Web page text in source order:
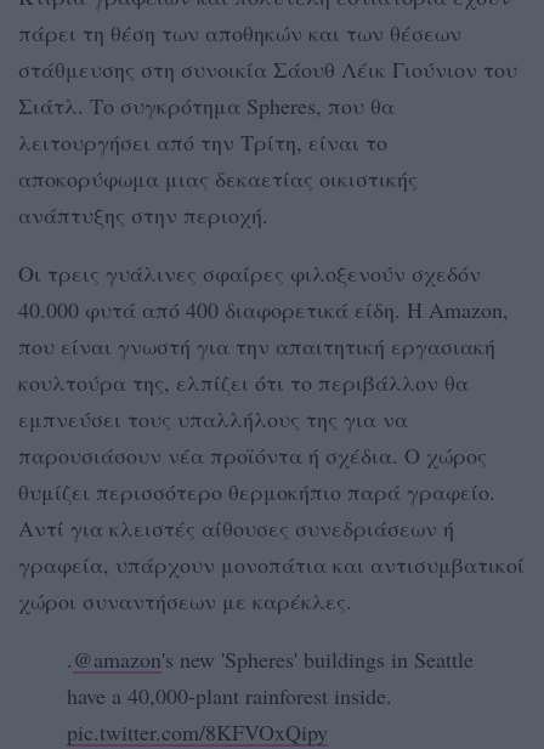
πάρει τη θέση των αποθηκών και των θέσεων
στάθμευσης στη συνοικία Σάουθ Λέικ Γιούνιον του
Σιάτλ. Το συγκρότημα Spheres, που θα
λειτουργήσει από την Τρίτη, είναι το
αποκορύφωμα μιας δεκαετίας οικιστικής
ανάπτυξης στην περιοχή.
Οι τρεις γυάλινες σφαίρες φιλοξενούν σχεδόν
40.000 φυτά από 400 διαφορετικά είδη. Η Amazon,
που είναι γνωστή για την απαιτητική εργασιακή
κουλτούρα της, ελπίζει ότι το περιβάλλον θα
εμπνεύσει τους υπαλλήλους της για να
παρουσιάσουν νέα προϊόντα ή σχέδια. Ο χώρος
θυμίζει περισσότερο θερμοκήπιο παρά γραφείο.
Αντί για κλειστές αίθουσες συνεδριάσεων ή
γραφεία, υπάρχουν μονοπάτια και αντισυμβατικοί
χώροι συναντήσεων με καρέκλες.
.@amazon's new 'Spheres' buildings in Seattle
have a 40,000-plant rainforest inside.
pic.twitter.com/8KFVOxQipy